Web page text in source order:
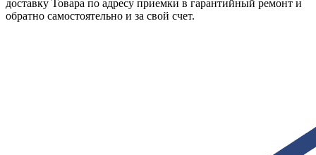
доставку Товара по адресу приемки в гарантийный ремонт и
обратно самостоятельно и за свой счет.